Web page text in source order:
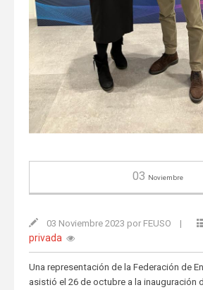
03 Noviembre
03 Noviembre 2023 por FEUSO |
privada
Una representación de la Federación de
asistió el 26 de octubre a la inauguración